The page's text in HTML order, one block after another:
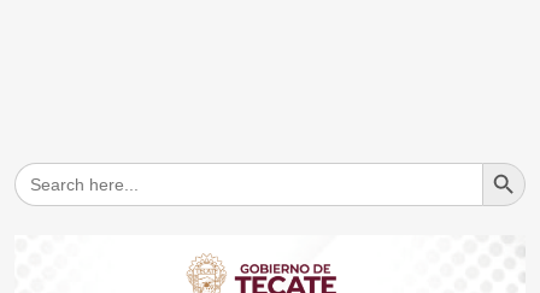
Search
for:
Search